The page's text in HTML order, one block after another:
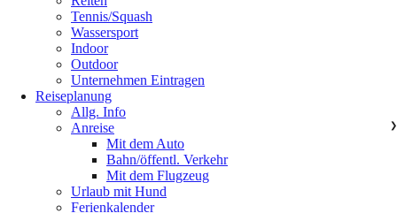
Tennis/Squash
Wassersport
Indoor
Outdoor
Unternehmen Eintragen
Reiseplanung
Allg. Info
Anreise
❯
Mit dem Auto
Bahn/öffentl. Verkehr
Mit dem Flugzeug
Urlaub mit Hund
Ferienkalender